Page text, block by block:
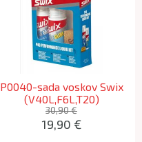
P0040-sada voskov Swix
(V40L,F6L,T20)
30,90 €
19,90 €